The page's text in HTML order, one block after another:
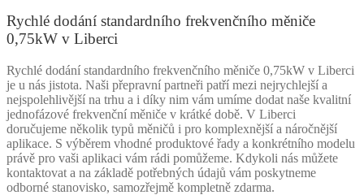
Rychlé dodání standardního frekvenčního měniče
0,75kW v Liberci
Rychlé dodání standardního frekvenčního měniče 0,75kW v Liberci
je u nás jistota. Naši přepravní partneři patří mezi nejrychlejší a
nejspolehlivější na trhu a i díky nim vám umíme dodat naše kvalitní
jednofázové frekvenční měniče v krátké době. V Liberci
doručujeme několik typů měničů i pro komplexnější a náročnější
aplikace. S výběrem vhodné produktové řady a konkrétního modelu
právě pro vaši aplikaci vám rádi pomůžeme. Kdykoli nás můžete
kontaktovat a na základě potřebných údajů vám poskytneme
odborné stanovisko, samozřejmě kompletně zdarma.